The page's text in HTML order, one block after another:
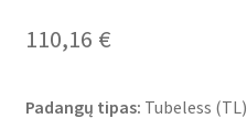
110,16 €
Padangų tipas: Tubeless (TL)